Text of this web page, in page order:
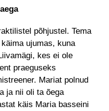
põhjustel. Tema
ujumas, kuna
kes ei ole
praeguseks
Mariat polnud
ja nii oli ta õega
käis Maria basseini